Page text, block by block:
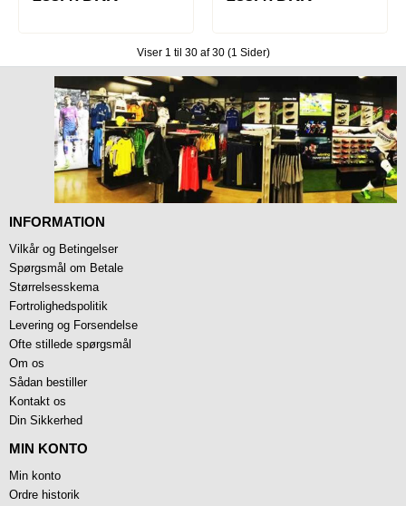
Viser 1 til 30 af 30 (1 Sider)
INFORMATION
Vilkår og Betingelser
Spørgsmål om Betale
Størrelsesskema
Fortrolighedspolitik
Levering og Forsendelse
Ofte stillede spørgsmål
Om os
Sådan bestiller
Kontakt os
Din Sikkerhed
MIN KONTO
Min konto
Ordre historik